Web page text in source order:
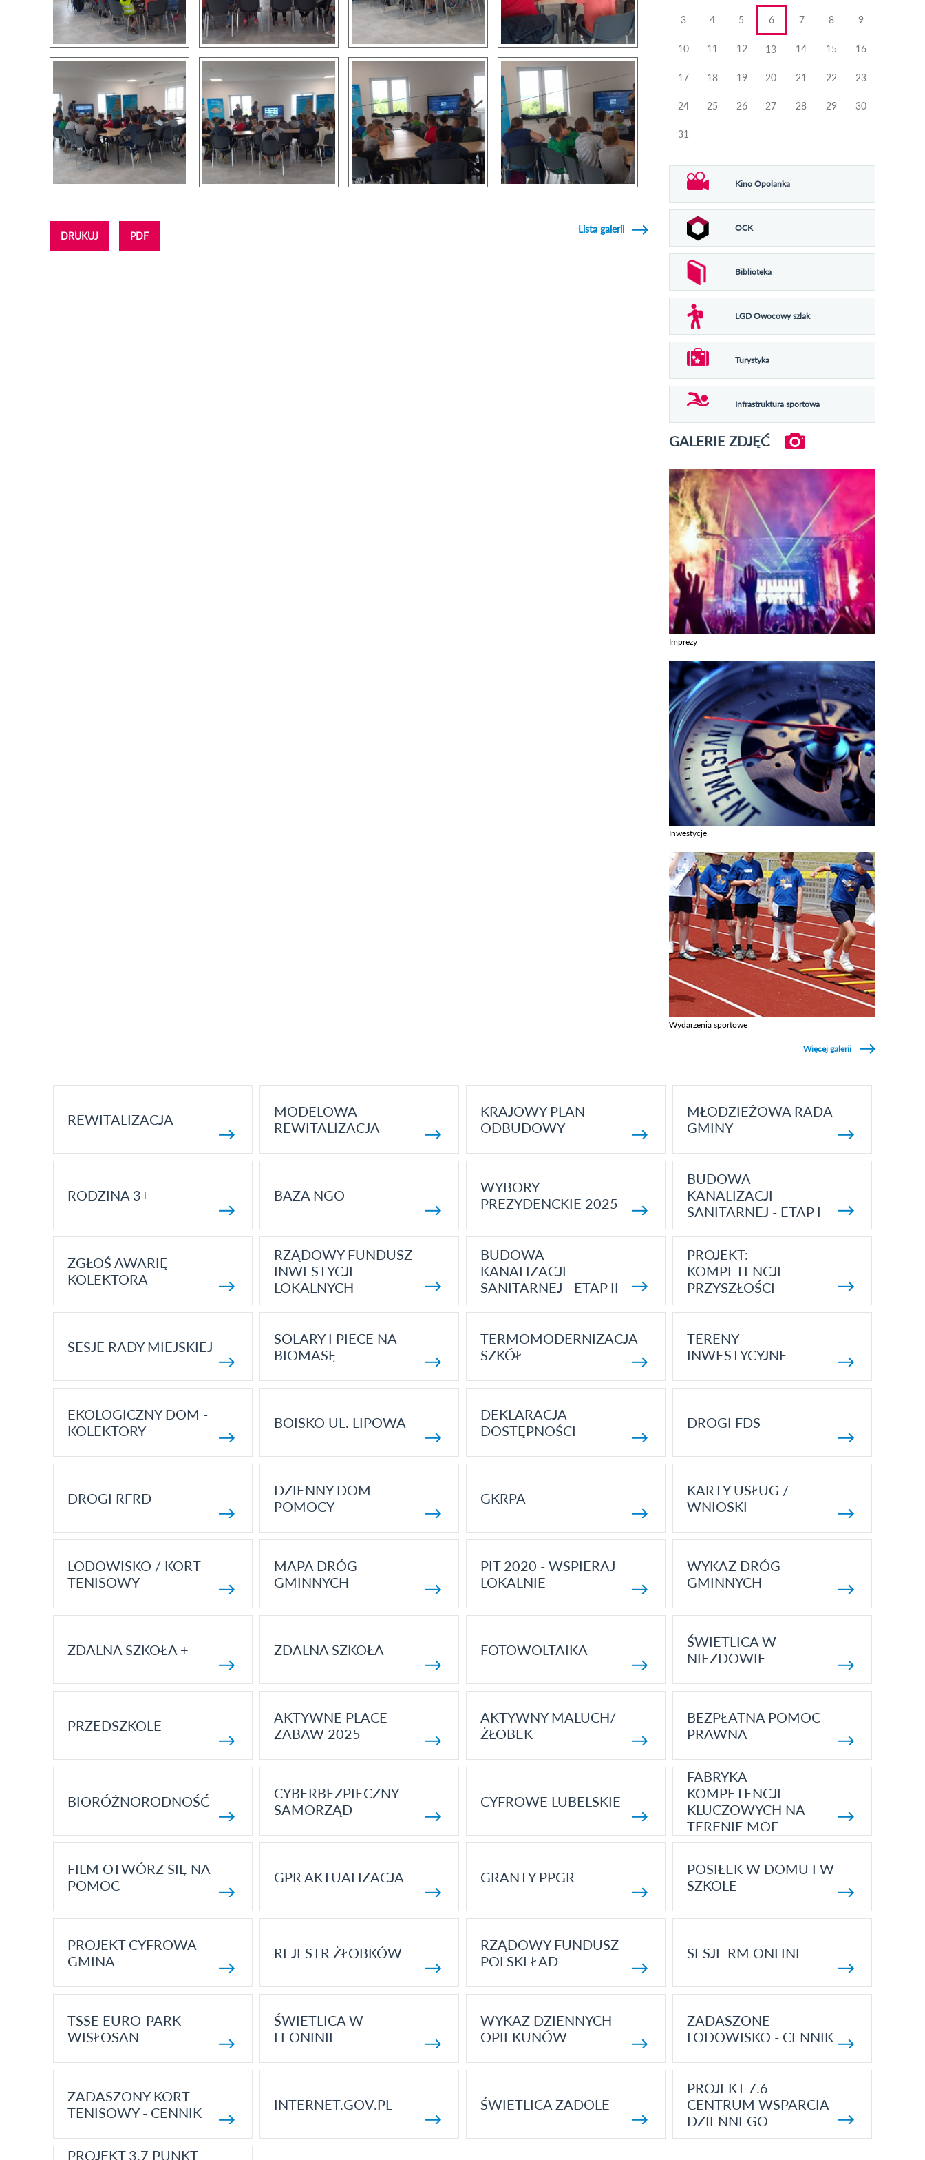
DRUKUJ PDF
Lista galerii
3 4 5 6 7 8 9
10 11 12 13 14 15 16
17 18 19 20 21 22 23
24 25 26 27 28 29 30
31
Kino Opolanka
OCK
Biblioteka
LGD Owocowy szlak
Turystyka
Infrastruktura sportowa
GALERIE ZDJĘĆ
Imprezy
Inwestycje
Wydarzenia sportowe
Więcej galerii
REWITALIZACJA
MODELOWA
REWITALIZACJA
KRAJOWY PLAN
ODBUDOWY
MŁODZIEŻOWA RADA
GMINY
RODZINA 3+ BAZA NGO
WYBORY
PREZYDENCKIE 2025
BUDOWA
KANALIZACJI
SANITARNEJ - ETAP I
ZGŁOŚ AWARIĘ
KOLEKTORA
RZĄDOWY FUNDUSZ
INWESTYCJI
LOKALNYCH
BUDOWA
KANALIZACJI
SANITARNEJ - ETAP II
PROJEKT:
KOMPETENCJE
PRZYSZŁOŚCI
SESJE RADY MIEJSKIEJ
SOLARY I PIECE NA
BIOMASĘ
TERMOMODERNIZACJA
SZKÓŁ
TERENY
INWESTYCYJNE
EKOLOGICZNY DOM -
KOLEKTORY
BOISKO UL. LIPOWA
DEKLARACJA
DOSTĘPNOŚCI
DROGI FDS
DROGI RFRD
DZIENNY DOM
POMOCY
GKRPA
KARTY USŁUG /
WNIOSKI
LODOWISKO / KORT
TENISOWY
MAPA DRÓG
GMINNYCH
PIT 2020 - WSPIERAJ
LOKALNIE
WYKAZ DRÓG
GMINNYCH
ZDALNA SZKOŁA + ZDALNA SZKOŁA FOTOWOLTAIKA
ŚWIETLICA W
NIEZDOWIE
PRZEDSZKOLE
AKTYWNE PLACE
ZABAW 2025
AKTYWNY MALUCH/
ŻŁOBEK
BEZPŁATNA POMOC
PRAWNA
BIORÓŻNORODNOŚĆ
CYBERBEZPIECZNY
SAMORZĄD
CYFROWE LUBELSKIE
FABRYKA
KOMPETENCJI
KLUCZOWYCH NA
TERENIE MOF
FILM OTWÓRZ SIĘ NA
POMOC
GPR AKTUALIZACJA GRANTY PPGR
POSIŁEK W DOMU I W
SZKOLE
PROJEKT CYFROWA
GMINA
REJESTR ŻŁOBKÓW
RZĄDOWY FUNDUSZ
POLSKI ŁAD
SESJE RM ONLINE
TSSE EURO-PARK
WISŁOSAN
ŚWIETLICA W
LEONINIE
WYKAZ DZIENNYCH
OPIEKUNÓW
ZADASZONE
LODOWISKO - CENNIK
ZADASZONY KORT
TENISOWY - CENNIK
INTERNET.GOV.PL ŚWIETLICA ZADOLE
PROJEKT 7.6
CENTRUM WSPARCIA
DZIENNEGO
PROJEKT 3.7 PUNKT